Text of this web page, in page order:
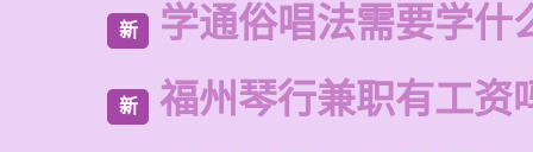
新 学通俗唱法需要学什
新 福州琴行兼职有工资